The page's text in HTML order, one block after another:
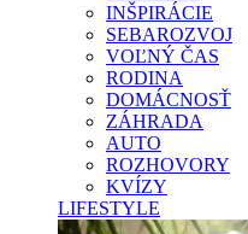
INŠPIRÁCIE
SEBAROZVOJ
VOĽNÝ ČAS
RODINA
DOMÁCNOSŤ
ZÁHRADA
AUTO
ROZHOVORY
KVÍZY
LIFESTYLE